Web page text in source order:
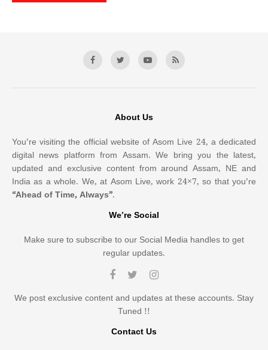
About Us
You’re visiting the official website of Asom Live 24, a dedicated
digital news platform from Assam. We bring you the latest,
updated and exclusive content from around Assam, NE and
India as a whole. We, at Asom Live, work 24×7, so that you’re
“Ahead of Time, Always”.
We’re Social
Make sure to subscribe to our Social Media handles to get
regular updates.
We post exclusive content and updates at these accounts. Stay
Tuned !!
Contact Us